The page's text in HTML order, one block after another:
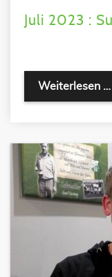
Juli 2023 :
Weiterlesen …